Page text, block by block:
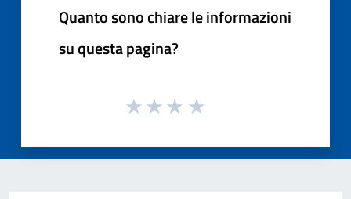
Quanto sono chiare le informazioni
su questa pagina?